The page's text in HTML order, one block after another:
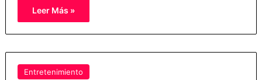
Leer Más »
Entretenimiento